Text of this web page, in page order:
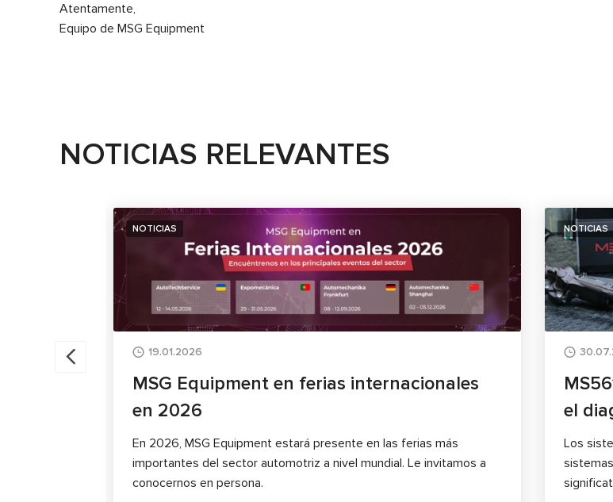
Atentamente,
Equipo de MSG Equipment
NOTICIAS RELEVANTES
NOTICIAS
19.01.2026
MSG Equipment en ferias internacionales
en 2026
En 2026, MSG Equipment estará presente en las ferias más
importantes del sector automotriz a nivel mundial. Le invitamos a
conocernos en persona.
NOTICIAS
el
Los